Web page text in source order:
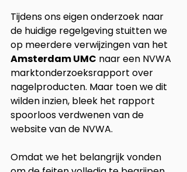
Tijdens ons eigen onderzoek naar
de huidige regelgeving stuitten we
op meerdere verwijzingen van het
Amsterdam UMC naar een NVWA
marktonderzoeksrapport over
nagelproducten. Maar toen we dit
wilden inzien, bleek het rapport
spoorloos verdwenen van de
website van de NVWA.
Omdat we het belangrijk vonden